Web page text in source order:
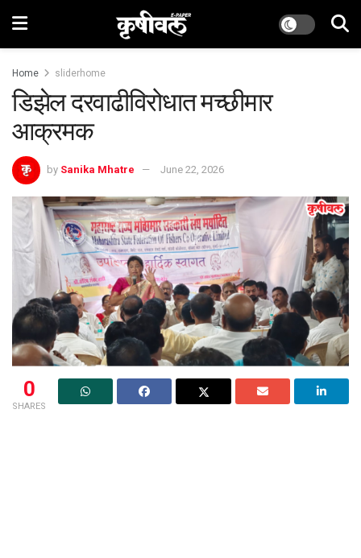
Home sliderhome
डिझेल दरवाढीविरोधात मच्छीमार
आक्रमक
by Sanika Mhatre June 22, 2026
0
SHARES